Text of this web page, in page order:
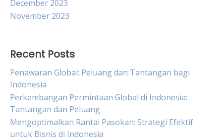
December 2023
November 2023
Recent Posts
Penawaran Global: Peluang dan Tantangan bagi
Indonesia
Perkembangan Permintaan Global di Indonesia:
Tantangan dan Peluang
Mengoptimalkan Rantai Pasokan: Strategi Efektif
untuk Bisnis di Indonesia